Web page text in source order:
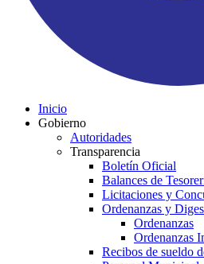
Inicio
Gobierno
Autoridades
Transparencia
Boletín Oficial
Balances de
Licitaciones y
Ordenanzas y
Ordenanzas
Ordenanzas
Recibos de sueldo